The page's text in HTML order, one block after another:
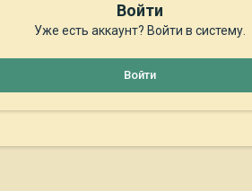
Войти
Уже есть аккаунт? Войти в систему.
Войти